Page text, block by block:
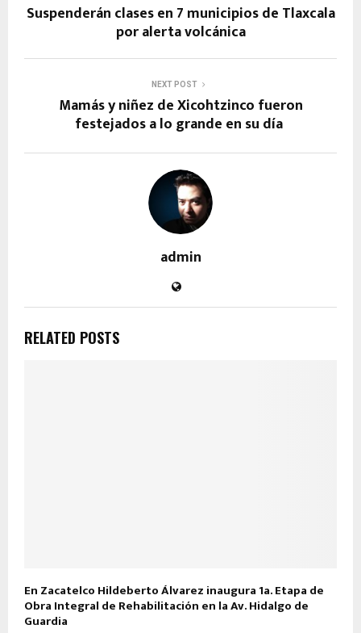
Suspenderán clases en 7 municipios de Tlaxcala
por alerta volcánica
NEXT POST
Mamás y niñez de Xicohtzinco fueron
festejados a lo grande en su día
admin
RELATED POSTS
En Zacatelco Hildeberto Álvarez inaugura 1a. Etapa de
Obra Integral de Rehabilitación en la Av. Hidalgo de
Guardia